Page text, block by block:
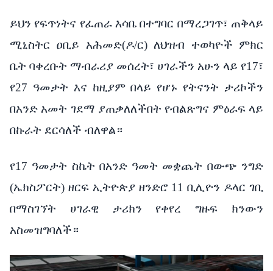
ይህን የፍጥነትና የፈጠራ እሳቤ በተግባር በማረጋገጥ፣ ጠቅላይ
ሚኒስትር ዐቢይ አሕመድ(ዶ/ር) ለህዝብ ተወካዮች ምክር
ቤት ባቀረቡት ማብራሪያ መሰረት፣ ሀገራችን አሁን ላይ የ17፣
የ27 ዓመታት እና ከዚያም በላይ የሆኑ የትናንት ታሪኮችን
በአንድ አመት ገደማ ያጠቃለለችበት የብልጽግና ምዕራፍ ላይ
በኩራት ደርሳለች ብለዋል።
የ17 ዓመታት ስኬት በአንድ ዓመት መቋጨት በውጭ ንግድ
(ኤክስፖርት) ዘርፍ ኢትዮጵያ ዘንድሮ 11 ቢሊዮን ዶላር ገቢ
በማስገኘት ሀገራዊ ታሪክን የቀየረ ግዙፍ ክንውን
አስመዝግባለች።